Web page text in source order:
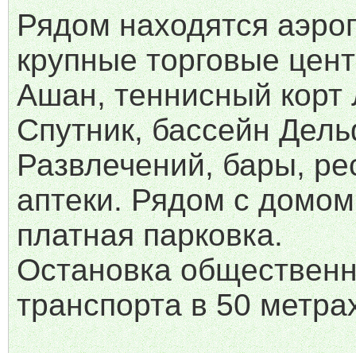
Рядом находятся
крупные торговые
Ашан, теннисный
Спутник, бассейн
Развлечений, бары,
аптеки. Рядом с
платная парковка.
Остановка
транспорта в 50